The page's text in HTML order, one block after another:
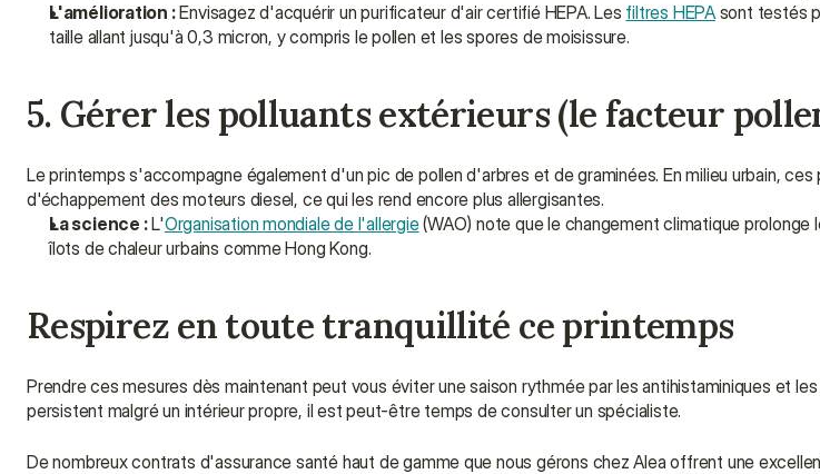
L'amélioration : Envisagez d'acquérir un purificateur d'air certifié HEPA. Les filtres HEPA sont testés
taille allant jusqu'à 0,3 micron, y compris le pollen et les spores de moisissure.
5. Gérer les polluants extérieurs (le facteur
Le printemps s'accompagne également d'un pic de pollen d'arbres et de graminées. En milieu urbain,
d'échappement des moteurs diesel, ce qui les rend encore plus allergisantes.
La science : L'Organisation mondiale de l'allergie (WAO) note que le changement climatique prolonge
îlots de chaleur urbains comme Hong Kong.
Respirez en toute tranquillité ce printemps
Prendre ces mesures dès maintenant peut vous éviter une saison rythmée par les antihistaminiques et
persistent malgré un intérieur propre, il est peut-être temps de consulter un spécialiste.
De nombreux contrats d'assurance santé haut de gamme que nous gérons chez Alea offrent une